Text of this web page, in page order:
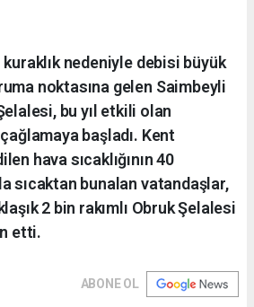
kuraklık nedeniyle debisi büyük
noktasına gelen Saimbeyli
bu yıl etkili olan
başladı. Kent
hava sıcaklığının 40
sıcaktan bunalan vatandaşlar,
2 bin rakımlı Obruk Şelalesi
etti.
ABONE OL